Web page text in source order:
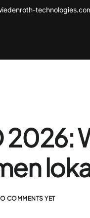
2026:
COMMENTS YET